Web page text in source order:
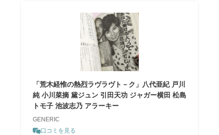
「荒木経惟の熱烈ラヴラヴト－ク」八代亜紀 戸川
純 小川菜摘 黛ジュン 引田天功 ジャガー横田 松島
トモ子 池波志乃 アラーキー
GENERIC
口コミを見る